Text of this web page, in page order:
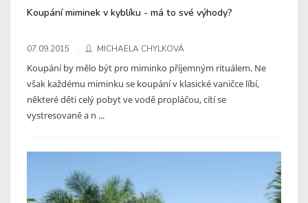
Koupání miminek v kyblíku - má to své výhody?
07.09.2015 MICHAELA CHYLKOVÁ
Koupání by mělo být pro miminko příjemným rituálem. Ne
však každému miminku se koupání v klasické vaničce líbí,
některé děti celý pobyt ve vodě propláčou, cítí se
vystresovaně a n ...